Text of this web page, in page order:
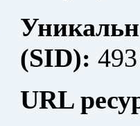
(SID): 493
URL